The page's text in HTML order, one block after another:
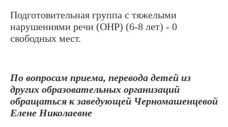
Подготовительная группа с тяжелыми
нарушениями речи (ОНР) (6-8 лет) - 0
свободных мест.
По вопросам приема, перевода детей из
других образовательных организаций
обращаться к заведующей Черномашенцевой
Елене Николаевне